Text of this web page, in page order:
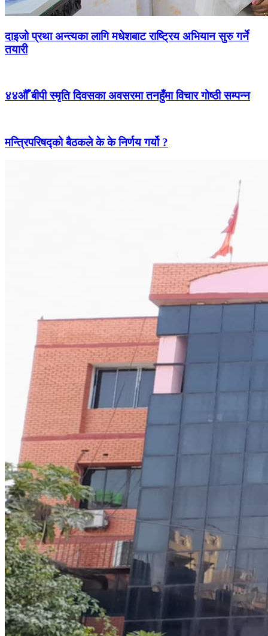
दाइजो प्रथा अन्त्यका लागि मधेशबाट राष्ट्रिय अभियान सुरु गर्ने
तयारी
४४औँ बीपी स्मृति दिवसका अवसरमा तनहुँमा विचार गोष्ठी सम्पन्न
मन्त्रिपरिषद्को बैठकले के के निर्णय गर्यो ?